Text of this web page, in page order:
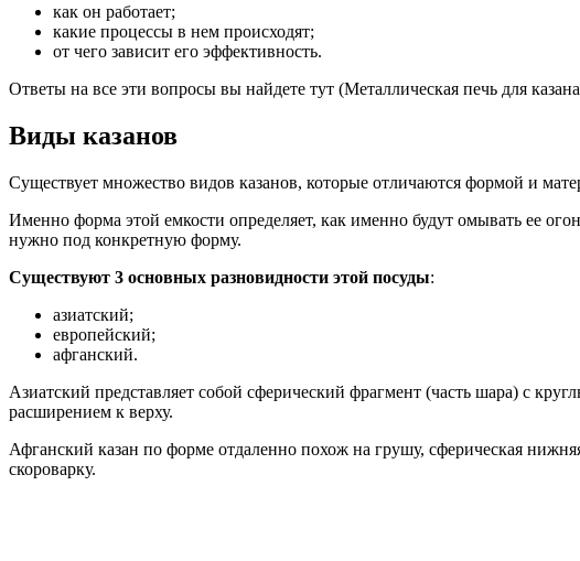
как он работает;
какие процессы в нем происходят;
от чего зависит его эффективность.
Ответы на все эти вопросы вы найдете тут (Металлическая печь для
Виды казанов
Существует множество видов казанов, которые отличаются формой и
Именно форма этой емкости определяет, как именно будут омывать ее
нужно под конкретную форму.
Существуют 3 основных разновидности этой посуды:
азиатский;
европейский;
афганский.
Азиатский представляет собой сферический фрагмент (часть шара) с
расширением к верху.
Афганский казан по форме отдаленно похож на грушу, сферическая
скороварку.